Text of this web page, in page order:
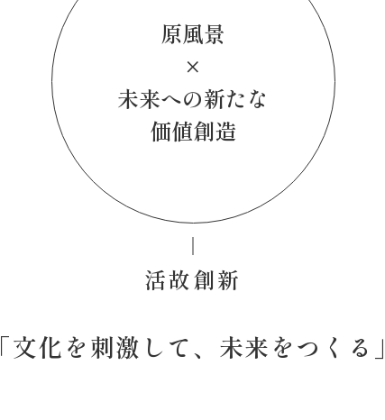
原風景
×
未来への新たな
価値創造
活故創新
「文化を刺激して、未来をつくる」